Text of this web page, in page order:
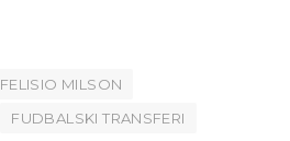
FELISIO MILSON
FUDBALSKI TRANSFERI